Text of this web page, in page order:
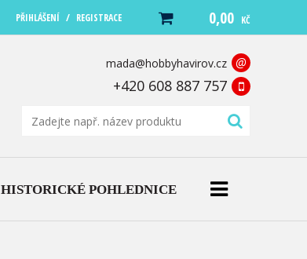
PŘIHLÁŠENÍ / REGISTRACE 0,00 KČ
mada@hobbyhavirov.cz @
+420 608 887 757
HISTORICKÉ POHLEDNICE